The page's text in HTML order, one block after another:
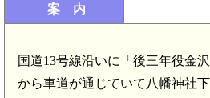
案 内
国道13号線沿いに「後三年役金
から車道が通じていて八幡神社下